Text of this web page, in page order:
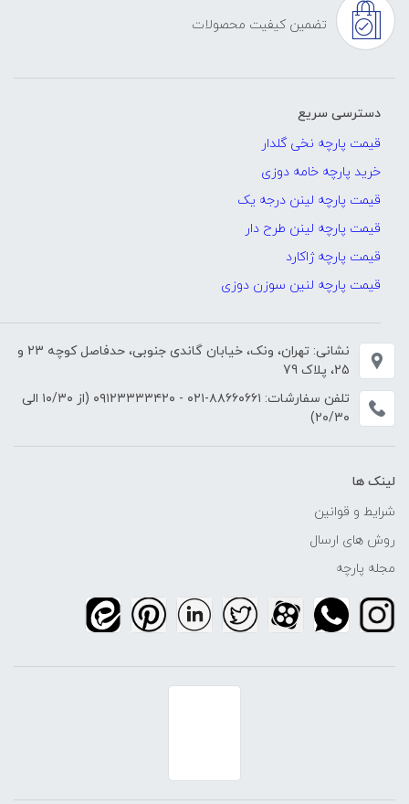
تضمین کیفیت محصولات
دسترسی سریع
قیمت پارچه نخی گلدار
خرید پارچه خامه دوزی
قیمت پارچه لینن درجه یک
قیمت پارچه لینن طرح دار
قیمت پارچه ژاکارد
قیمت پارچه لنین سوزن دوزی
نشانی: تهران، ونک، خیابان گاندی جنوبی، حدفاصل کوچه 23 و
25، پلاک 79
تلفن سفارشات: ۸۸۶۶۰۶۶۱-۰۲۱ - ۰۹۱۲۳۳۳۳۴۲۰
(از ۱۰/۳۰ الی
۲۰/۳۰)
لینک ها
شرایط و قوانین
روش های ارسال
مجله پارچه